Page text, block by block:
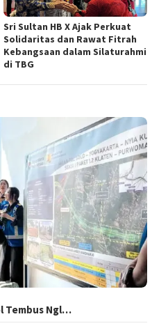
Sri Sultan HB X Ajak Perkuat
Solidaritas dan Rawat Fitrah
Kebangsaan dalam Silaturahmi
di TBG
Tembus Ngl…